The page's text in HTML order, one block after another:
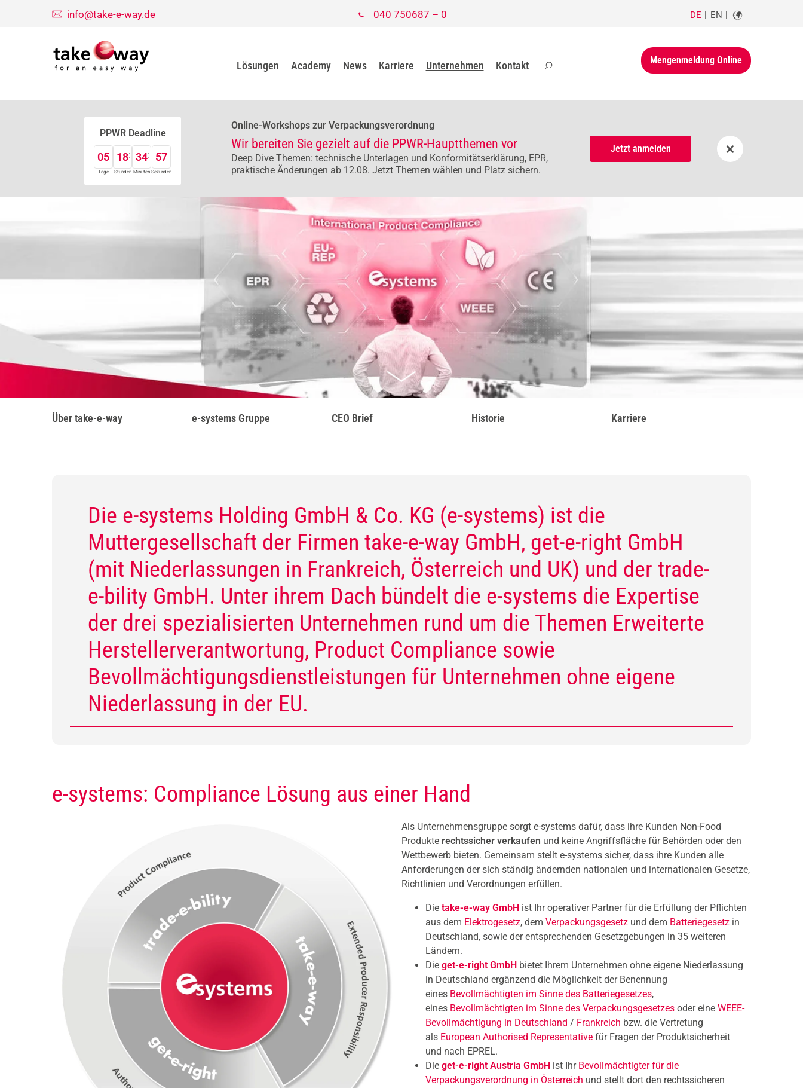
info@take-e-way.de 040 750687 – 0 DE EN
Lösungen Academy News Karriere Unternehmen Kontakt Mengenmeldung Online
PPWR Deadline
05
Tage
18
Stunden
34
Minuten
56
Sekunden
Online-Workshops zur Verpackungsverordnung
Wir bereiten Sie gezielt auf die PPWR-Hauptthemen vor
Deep Dive Themen: technische Unterlagen und Konformitätserklärung, EPR,
praktische Änderungen ab 12.08. Jetzt Themen wählen und Platz sichern.
Jetzt anmelden ×
Über take-e-way e-systems Gruppe CEO Brief Historie Karriere
Die e-systems Holding GmbH & Co. KG (e-systems) ist die
Muttergesellschaft der Firmen take-e-way GmbH, get-e-right GmbH
(mit Niederlassungen in Frankreich, Österreich und UK) und der trade-
e-bility GmbH. Unter ihrem Dach bündelt die e-systems die Expertise
der drei spezialisierten Unternehmen rund um die Themen Erweiterte
Herstellerverantwortung, Product Compliance sowie
Bevollmächtigungsdienstleistungen für Unternehmen ohne eigene
Niederlassung in der EU.
e-systems: Compliance Lösung aus einer Hand
Als Unternehmensgruppe sorgt e-systems dafür, dass ihre Kunden Non-Food
Produkte rechtssicher verkaufen und keine Angriffsfläche für Behörden oder den
Wettbewerb bieten. Gemeinsam stellt e-systems sicher, dass ihre Kunden alle
Anforderungen der sich ständig ändernden nationalen und internationalen Gesetze,
Richtlinien und Verordnungen erfüllen.
Die take-e-way GmbH ist Ihr operativer Partner für die Erfüllung der Pflichten
aus dem Elektrogesetz, dem Verpackungsgesetz und dem Batteriegesetz in
Deutschland, sowie der entsprechenden Gesetzgebungen in 35 weiteren
Ländern.
Die get-e-right GmbH bietet Ihrem Unternehmen ohne eigene Niederlassung
in Deutschland ergänzend die Möglichkeit der Benennung
eines Bevollmächtigten im Sinne des Batteriegesetzes,
eines Bevollmächtigten im Sinne des Verpackungsgesetzes oder eine WEEE-
Bevollmächtigung in Deutschland / Frankreich bzw. die Vertretung
als European Authorised Representative für Fragen der Produktsicherheit
und nach EPREL.
Die get-e-right Austria GmbH ist Ihr Bevollmächtigter für die
Verpackungsverordnung in Österreich und stellt dort den rechtssicheren